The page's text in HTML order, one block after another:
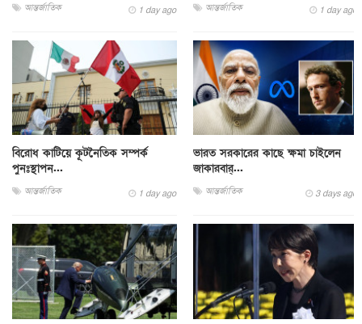
আন্তর্জাতিক 1 day ago আন্তর্জাতিক 1 day ago
বিরোধ কাটিয়ে কূটনৈতিক সম্পর্ক
পুনঃস্থাপন...
আন্তর্জাতিক 1 day ago
ভারত সরকারের কাছে ক্ষমা চাইলেন
জাকারবার্...
আন্তর্জাতিক 3 days ago